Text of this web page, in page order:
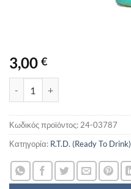
3,00 €
Κωδικός προϊόντος: 24-03787
Κατηγορία: R.T.D. (Ready To Drink)